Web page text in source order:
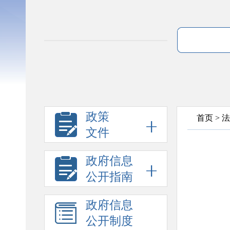
政策
文件
政府信息
公开指南
政府信息
公开制度
首页 >